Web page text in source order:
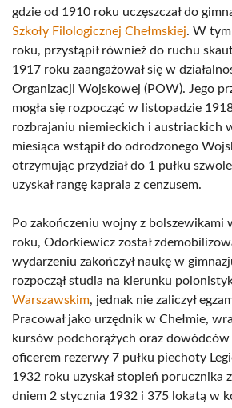
gdzie od 1910 roku uczęszczał do
Szkoły Filologicznej Chełmskiej. W
roku, przystąpił również do ruchu
1917 roku zaangażował się w
Organizacji Wojskowej (POW). Jego
mogła się rozpocząć w listopadzie
rozbrajaniu niemieckich i austriackich
miesiąca wstąpił do odrodzonego
otrzymując przydział do 1 pułku
uzyskał rangę kaprala z cenzusem.
Po zakończeniu wojny z bolszewikami
roku, Odorkiewicz został
wydarzeniu zakończył naukę w
rozpoczął studia na kierunku
Warszawskim, jednak nie zaliczył
Pracował jako urzędnik w Chełmie,
kursów podchorążych oraz dowódców
oficerem rezerwy 7 pułku piechoty
1932 roku uzyskał stopień porucznika
dniem 2 stycznia 1932 i 375 lokatą w